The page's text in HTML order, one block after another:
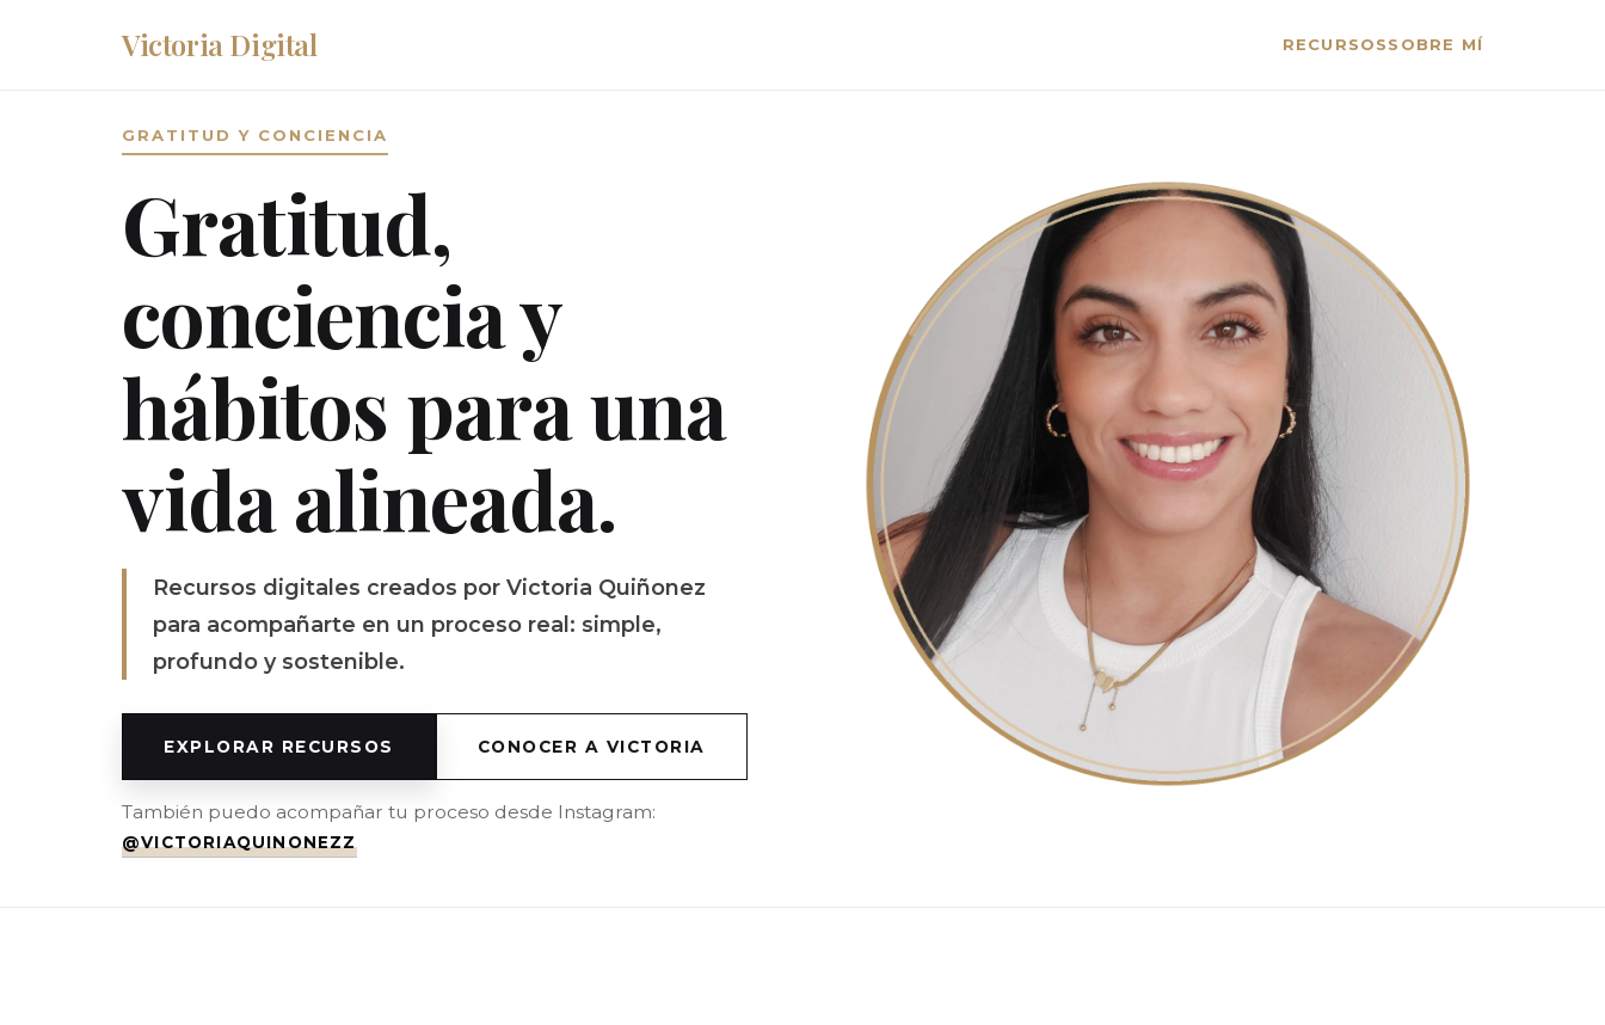
Victoria Digital RECURSOSSOBRE MÍ
GRATITUD Y CONCIENCIA
Gratitud,
conciencia y
hábitos para una
vida alineada.
Recursos digitales creados por Victoria Quiñonez
para acompañarte en un proceso real: simple,
profundo y sostenible.
EXPLORAR RECURSOS CONOCER A VICTORIA
También puedo acompañar tu proceso desde Instagram:
@VICTORIAQUINONEZZ